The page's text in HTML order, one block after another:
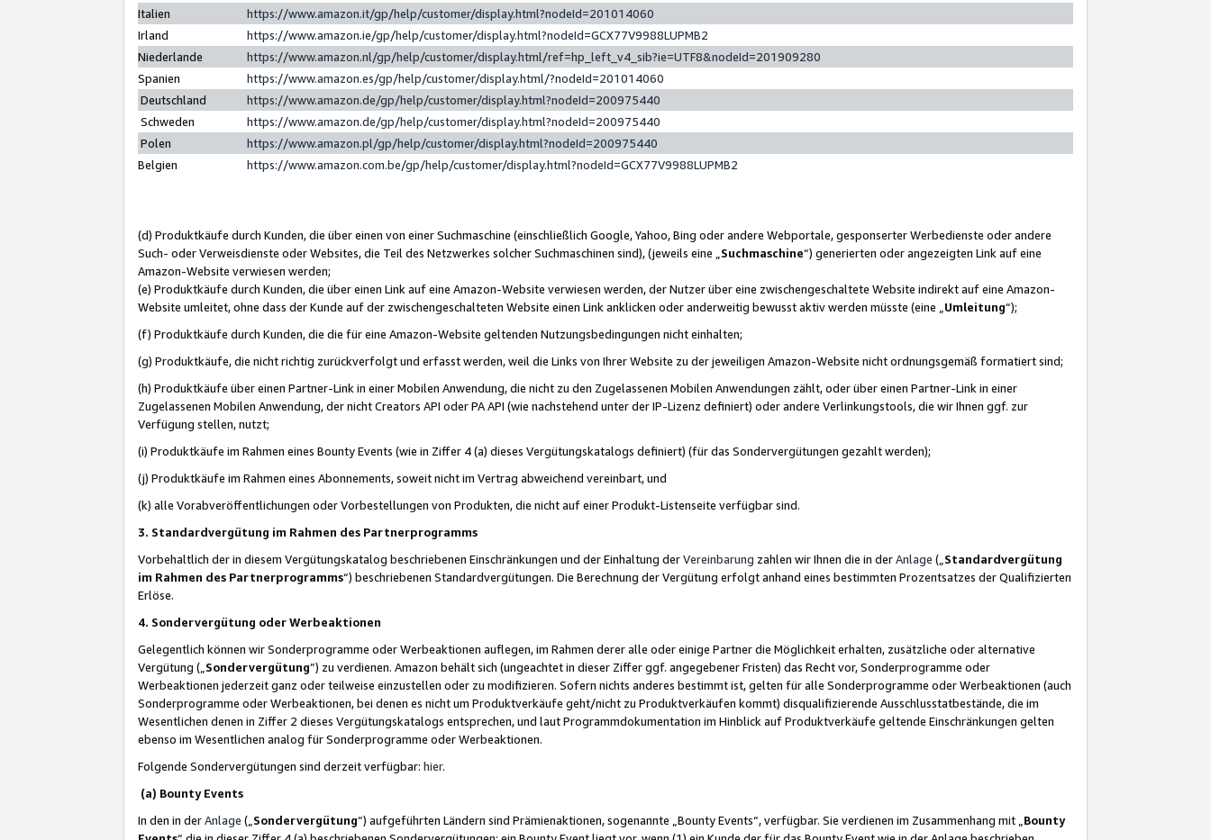
Italien
https://www.amazon.it/gp/help/customer/display.html?nodeId=201014060
Irland
https://www.amazon.ie/gp/help/customer/display.html?nodeId=GCX77V9988LUPMB2
Niederlande
https://www.amazon.nl/gp/help/customer/display.html/ref=hp_left_v4_sib?ie=UTF8&nodeId=201909280
Spanien
https://www.amazon.es/gp/help/customer/display.html/?nodeId=201014060
Deutschland
https://www.amazon.de/gp/help/customer/display.html?nodeId=200975440
Schweden
https://www.amazon.de/gp/help/customer/display.html?nodeId=200975440
Polen
https://www.amazon.pl/gp/help/customer/display.html?nodeId=200975440
Belgien
https://www.amazon.com.be/gp/help/customer/display.html?nodeId=GCX77V9988LUPMB2
(d) Produktkäufe durch Kunden, die über einen von einer Suchmaschine (einschließlich Google, Yahoo, Bing oder andere Webportale, gesponserter Werbedienste oder andere
Such- oder Verweisdienste oder Websites, die Teil des Netzwerkes solcher Suchmaschinen sind), (jeweils eine „ Suchmaschine“) generierten oder angezeigten Link auf eine
Amazon-Website verwiesen werden;
(e) Produktkäufe durch Kunden, die über einen Link auf eine Amazon-Website verwiesen werden, der Nutzer über eine zwischengeschaltete Website indirekt auf eine Amazon-
Website umleitet, ohne dass der Kunde auf der zwischengeschalteten Website einen Link anklicken oder anderweitig bewusst aktiv werden müsste (eine „ Umleitung“);
(f) Produktkäufe durch Kunden, die die für eine Amazon-Website geltenden Nutzungsbedingungen nicht einhalten;
(g) Produktkäufe, die nicht richtig zurückverfolgt und erfasst werden, weil die Links von Ihrer Website zu der jeweiligen Amazon-Website nicht ordnungsgemäß formatiert sind;
(h) Produktkäufe über einen Partner-Link in einer Mobilen Anwendung, die nicht zu den Zugelassenen Mobilen Anwendungen zählt, oder über einen Partner-Link in einer
Zugelassenen Mobilen Anwendung, der nicht Creators API oder PA API (wie nachstehend unter der IP-Lizenz definiert) oder andere Verlinkungstools, die wir Ihnen ggf. zur
Verfügung stellen, nutzt;
(i) Produktkäufe im Rahmen eines Bounty Events (wie in Ziffer 4 (a) dieses Vergütungskatalogs definiert) (für das Sondervergütungen gezahlt werden);
(j) Produktkäufe im Rahmen eines Abonnements, soweit nicht im Vertrag abweichend vereinbart, und
(k) alle Vorabveröffentlichungen oder Vorbestellungen von Produkten, die nicht auf einer Produkt-Listenseite verfügbar sind.
3. Standardvergütung im Rahmen des Partnerprogramms
Vorbehaltlich der in diesem Vergütungskatalog beschriebenen Einschränkungen und der Einhaltung derVereinbarung zahlen wir Ihnen die in derAnlage („ Standardvergütung
im Rahmen des Partnerprogramms“) beschriebenen Standardvergütungen. Die Berechnung der Vergütung erfolgt anhand eines bestimmten Prozentsatzes der Qualifizierten
Erlöse.
4. Sondervergütung oder Werbeaktionen
Gelegentlich können wir Sonderprogramme oder Werbeaktionen auflegen, im Rahmen derer alle oder einige Partner die Möglichkeit erhalten, zusätzliche oder alternative
Vergütung („ Sondervergütung”) zu verdienen. Amazon behält sich (ungeachtet in dieser Ziffer ggf. angegebener Fristen) das Recht vor, Sonderprogramme oder
Werbeaktionen jederzeit ganz oder teilweise einzustellen oder zu modifizieren. Sofern nichts anderes bestimmt ist, gelten für alle Sonderprogramme oder Werbeaktionen (auch
Sonderprogramme oder Werbeaktionen, bei denen es nicht um Produktverkäufe geht/nicht zu Produktverkäufen kommt) disqualifizierende Ausschlusstatbestände, die im
Wesentlichen denen in Ziffer 2 dieses Vergütungskatalogs entsprechen, und laut Programmdokumentation im Hinblick auf Produktverkäufe geltende Einschränkungen gelten
ebenso im Wesentlichen analog für Sonderprogramme oder Werbeaktionen.
Folgende Sondervergütungen sind derzeit verfügbar: hier.
(a) Bounty Events
In den in derAnlage („ Sondervergütung“) aufgeführten Ländern sind Prämienaktionen, sogenannte „Bounty Events“, verfügbar. Sie verdienen im Zusammenhang mit „ Bounty